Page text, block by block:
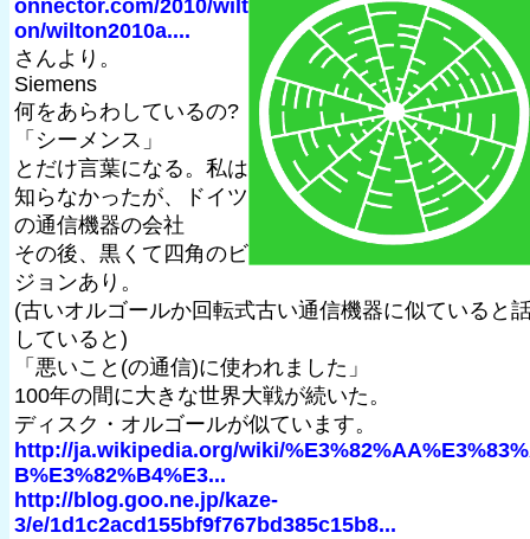
onnector.com/2010/wilt
on/wilton2010a....
さんより。
Siemens
何をあらわしているの?
「シーメンス」
とだけ言葉になる。私は
知らなかったが、ドイツ
の通信機器の会社
その後、黒くて四角のビ
ジョンあり。
(古いオルゴールか回転式古い通信機器に似ていると
していると)
「悪いこと(の通信)に使われました」
100年の間に大きな世界大戦が続いた。
ディスク・オルゴールが似ています。
http://ja.wikipedia.org/wiki/
B%E3%82%B4%E3...
http://blog.goo.ne.jp/kaze-
3/e/1d1c2acd155bf9f767bd385c15b8...